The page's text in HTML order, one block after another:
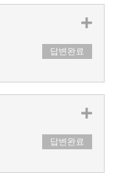
답변완료
답변완료